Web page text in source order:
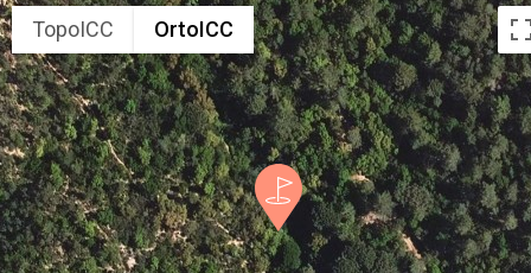
TopoICC OrtoICC